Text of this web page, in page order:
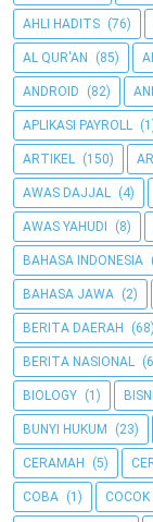
AHLI HADITS (76)
AL QUR'AN (85)
ANDROID (82)
APLIKASI PAYROLL
ARTIKEL (150)
AWAS DAJJAL (4)
AWAS YAHUDI (8)
BAHASA INDONESIA
BAHASA JAWA (2)
BERITA DAERAH (68)
BERITA NASIONAL
BIOLOGY (1)
BUNYI HUKUM (23)
CERAMAH (5)
COBA (1)